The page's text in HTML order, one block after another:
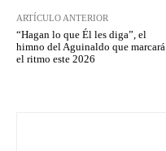
ARTÍCULO ANTERIOR
“Hagan lo que Él les diga”, el
himno del Aguinaldo que marcará
el ritmo este 2026